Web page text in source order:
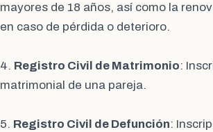
mayores de 18 años, así como la
en caso de pérdida o deterioro.
4. Registro Civil de Matrimonio:
matrimonial de una pareja.
5. Registro Civil de Defunción: